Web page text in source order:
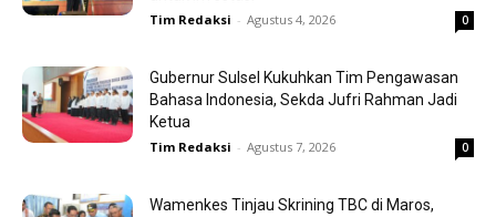
Tim Redaksi - Agustus 4, 2026 0
Gubernur Sulsel Kukuhkan Tim Pengawasan
Bahasa Indonesia, Sekda Jufri Rahman Jadi
Ketua
Tim Redaksi - Agustus 7, 2026 0
Wamenkes Tinjau Skrining TBC di Maros,